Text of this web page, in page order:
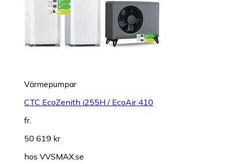
Värmepumpar
CTC EcoZenith i255H / EcoAir 410
fr.
50 619 kr
hos VVSMAX.se